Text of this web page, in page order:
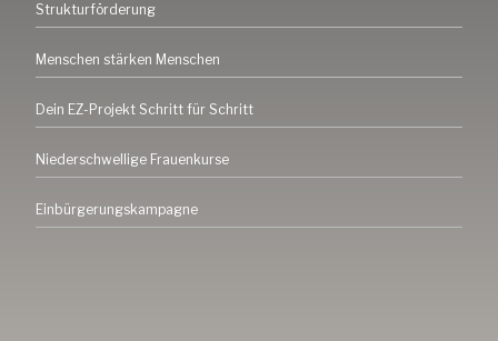
Strukturförderung
Menschen stärken Menschen
Dein EZ-Projekt Schritt für Schritt
Niederschwellige Frauenkurse
Einbürgerungskampagne